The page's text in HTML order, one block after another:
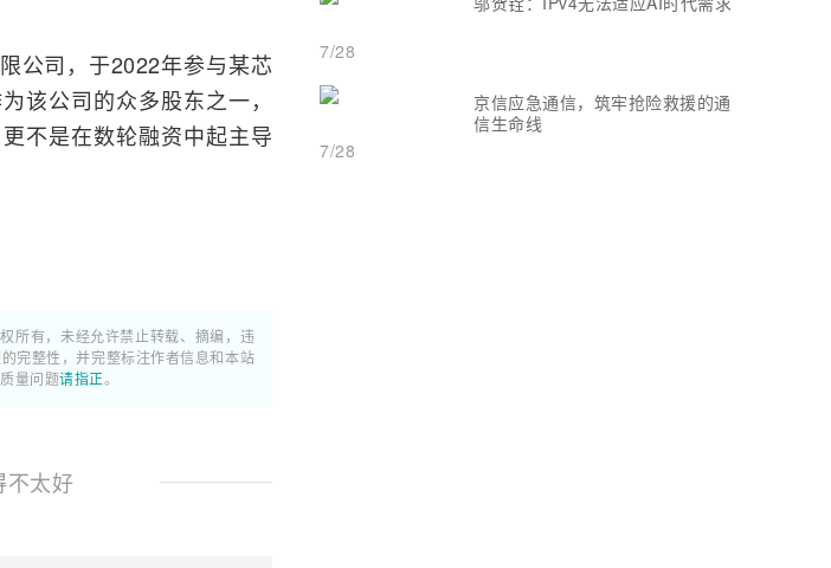
公司，于2022年参与某芯
该公司的众多股东之一，
不是在数轮融资中起主导
所有，未经允许禁止转载、摘编，违
完整性，并完整标注作者信息和本站
量问题请指正。
不太好
7/28
京信应急通信，筑牢抢险救援的通
信生命线
7/28